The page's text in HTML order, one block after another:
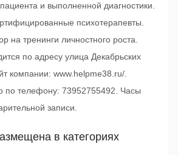
и выполненной диагностики.
психотерапевты.
на тренинги личностного роста.
по адресу улица Декабрьских
компании: www.helpme38.ru/.
по телефону: 73952755492. Часы
записи.
в категориях